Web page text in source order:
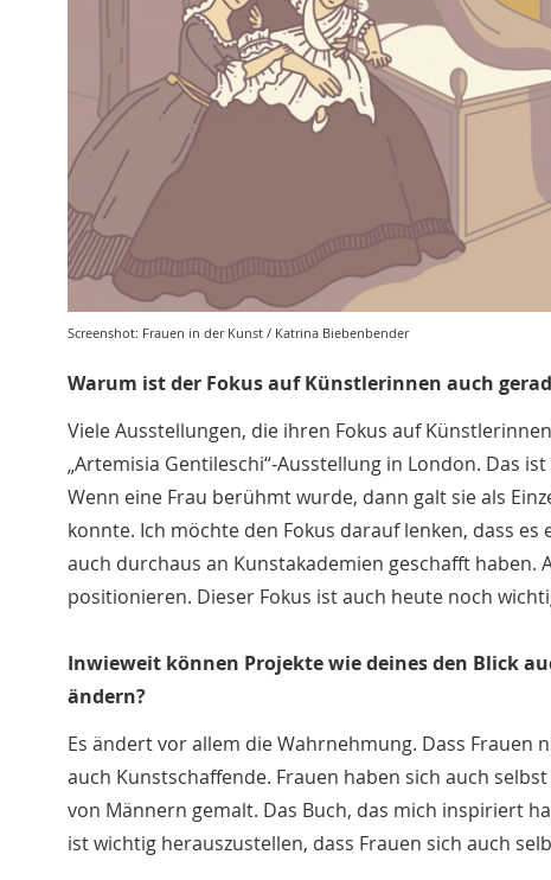
Screenshot: Frauen in der Kunst / Katrina Biebenbender
Warum ist der Fokus auf Künstlerinnen auch
Viele Ausstellungen, die ihren Fokus auf
„Artemisia Gentileschi“-Ausstellung in London. Das
Wenn eine Frau berühmt wurde, dann galt sie als
konnte. Ich möchte den Fokus darauf lenken, dass
auch durchaus an Kunstakademien geschafft
positionieren. Dieser Fokus ist auch heute noch
Inwieweit können Projekte wie deines den Blick
ändern?
Es ändert vor allem die Wahrnehmung. Dass
auch Kunstschaffende. Frauen haben sich auch
von Männern gemalt. Das Buch, das mich inspiriert
ist wichtig herauszustellen, dass Frauen sich auch